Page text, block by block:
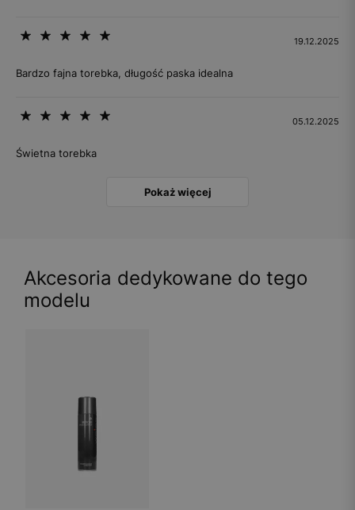
19.12.2025
Bardzo fajna torebka, długość paska idealna
05.12.2025
Świetna torebka
Pokaż więcej
Akcesoria dedykowane do tego
modelu